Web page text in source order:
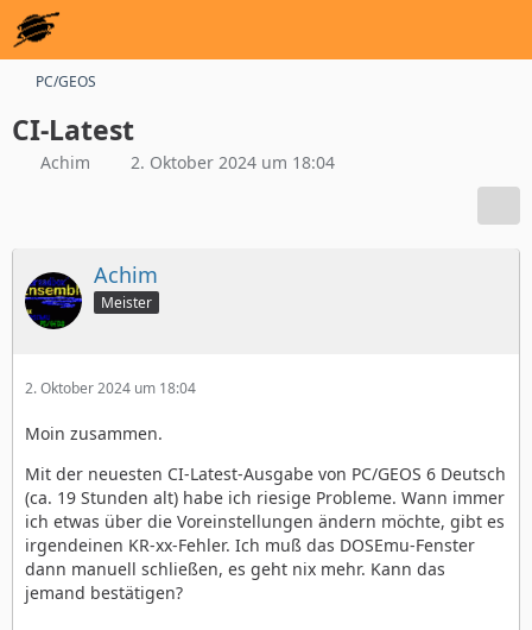
PC/GEOS
CI-Latest
Achim 2. Oktober 2024 um 18:04
Achim
Meister
2. Oktober 2024 um 18:04
Moin zusammen.
Mit der neuesten CI-Latest-Ausgabe von PC/GEOS 6 Deutsch
(ca. 19 Stunden alt) habe ich riesige Probleme. Wann immer
ich etwas über die Voreinstellungen ändern möchte, gibt es
irgendeinen KR-xx-Fehler. Ich muß das DOSEmu-Fenster
dann manuell schließen, es geht nix mehr. Kann das
jemand bestätigen?